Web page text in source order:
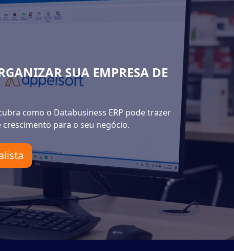
SUA EMPRESA DE
como o Databusiness ERP pode trazer
para o seu negócio.